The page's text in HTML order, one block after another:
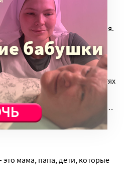
у Саши есть такая
была очень религиозная.
детей, у нее какое-то
к Богу, она человек
глубокий. Саша очень
Она была как-то в гостях
Крестьянкина. У нее
наверное, завязалась к этому…
но, я думаю, святому
это мама, папа, дети, которые